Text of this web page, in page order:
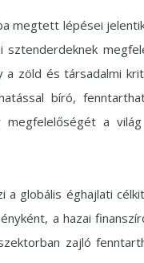
megtett lépései
a zöld és társadalmi
bíró,
megfelelőségét a
globális éghajlati
a hazai
zajló